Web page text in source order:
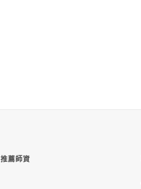
推薦師資